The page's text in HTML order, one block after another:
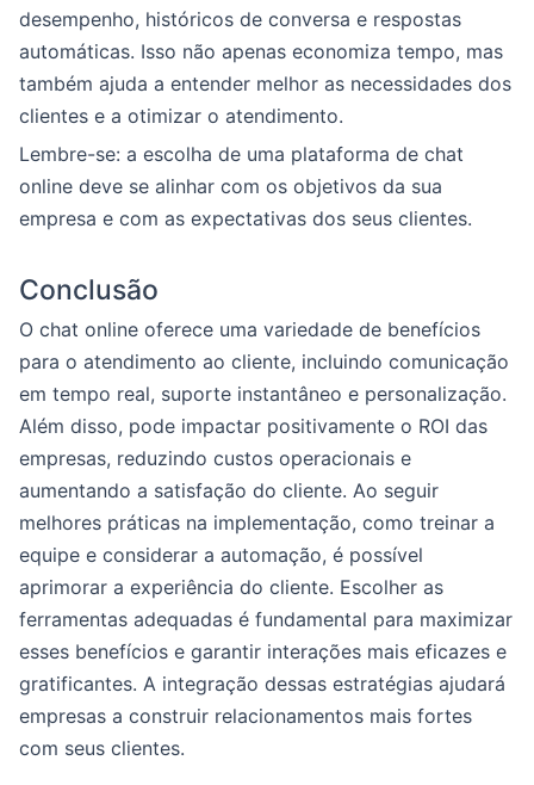
desempenho, históricos de conversa e respostas
automáticas. Isso não apenas economiza tempo, mas
também ajuda a entender melhor as necessidades dos
clientes e a otimizar o atendimento.
Lembre-se: a escolha de uma plataforma de chat
online deve se alinhar com os objetivos da sua
empresa e com as expectativas dos seus clientes.
Conclusão
O chat online oferece uma variedade de benefícios
para o atendimento ao cliente, incluindo comunicação
em tempo real, suporte instantâneo e personalização.
Além disso, pode impactar positivamente o ROI das
empresas, reduzindo custos operacionais e
aumentando a satisfação do cliente. Ao seguir
melhores práticas na implementação, como treinar a
equipe e considerar a automação, é possível
aprimorar a experiência do cliente. Escolher as
ferramentas adequadas é fundamental para maximizar
esses benefícios e garantir interações mais eficazes e
gratificantes. A integração dessas estratégias ajudará
empresas a construir relacionamentos mais fortes
com seus clientes.